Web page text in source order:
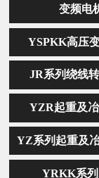
变频电
YSPKK高压
JR系列绕线
YZR起重及
YZ系列起重及
YRKK系